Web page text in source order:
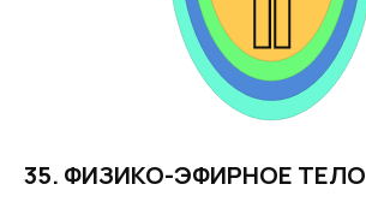
35. ФИЗИКО-ЭФИРНОЕ ТЕЛО